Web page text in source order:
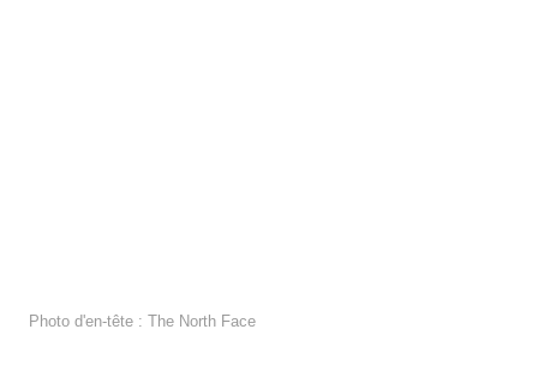
Photo d'en-tête : The North Face